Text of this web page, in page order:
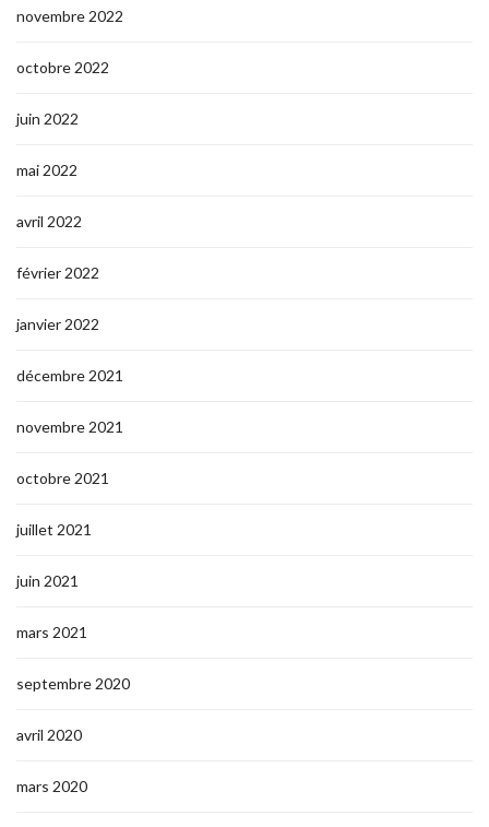
novembre 2022
octobre 2022
juin 2022
mai 2022
avril 2022
février 2022
janvier 2022
décembre 2021
novembre 2021
octobre 2021
juillet 2021
juin 2021
mars 2021
septembre 2020
avril 2020
mars 2020